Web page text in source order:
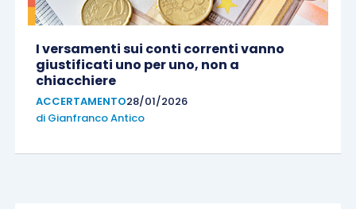
I versamenti sui conti correnti vanno
giustificati uno per uno, non a
chiacchiere
ACCERTAMENTO28/01/2026
di Gianfranco Antico